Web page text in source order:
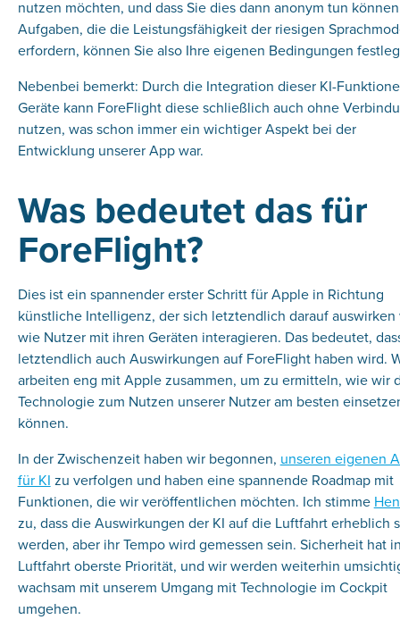
nutzen möchten, und dass Sie dies dann anonym tun
Aufgaben, die die Leistungsfähigkeit der riesigen
erfordern, können Sie also Ihre eigenen Bedingungen
Nebenbei bemerkt: Durch die Integration dieser KI-
Geräte kann ForeFlight diese schließlich auch ohne
nutzen, was schon immer ein wichtiger Aspekt bei der
Entwicklung unserer App war.
Was bedeutet das für
ForeFlight?
Dies ist ein spannender erster Schritt für Apple in Richtung
künstliche Intelligenz, der sich letztendlich darauf auswirken
wie Nutzer mit ihren Geräten interagieren. Das bedeutet,
letztendlich auch Auswirkungen auf ForeFlight haben wird.
arbeiten eng mit Apple zusammen, um zu ermitteln, wie wir
Technologie zum Nutzen unserer Nutzer am besten
können.
In der Zwischenzeit haben wir begonnen, unseren eigenen
für KI zu verfolgen und haben eine spannende Roadmap mit
Funktionen, die wir veröffentlichen möchten. Ich stimme
zu, dass die Auswirkungen der KI auf die Luftfahrt erheblich
werden, aber ihr Tempo wird gemessen sein. Sicherheit hat
Luftfahrt oberste Priorität, und wir werden weiterhin
wachsam mit unserem Umgang mit Technologie im Cockpit
umgehen.